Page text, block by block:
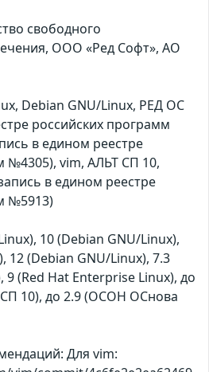
свободного
ООО «Ред Софт», АО
Debian GNU/Linux, РЕД ОС
российских программ
в едином реестре
№4305), vim, АЛЬТ СП 10,
в едином реестре
№5913)
10 (Debian GNU/Linux),
12 (Debian GNU/Linux), 7.3
(Red Hat Enterprise Linux), до
СП 10), до 2.9 (ОСОН ОСнова
Для vim: